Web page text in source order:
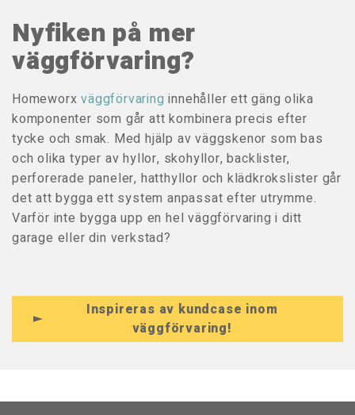
Nyfiken på mer
väggförvaring?
Homeworxväggförvaring innehåller ett gäng olika
komponenter som går att kombinera precis efter
tycke och smak. Med hjälp av väggskenor som bas
och olika typer av hyllor, skohyllor, backlister,
perforerade paneler, hatthyllor och klädkrokslister går
det att bygga ett system anpassat efter utrymme.
Varför inte bygga upp en hel väggförvaring i ditt
garage eller din verkstad?
Inspireras av kundcase inom
väggförvaring!